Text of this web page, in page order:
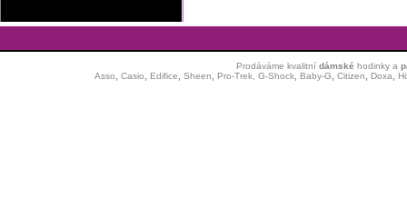
Prodáváme kvalitní dámské hodinkya
Asso
Casio Edifice Sheen Pro-Trek, G-Shock, Baby-G Citizen Doxa